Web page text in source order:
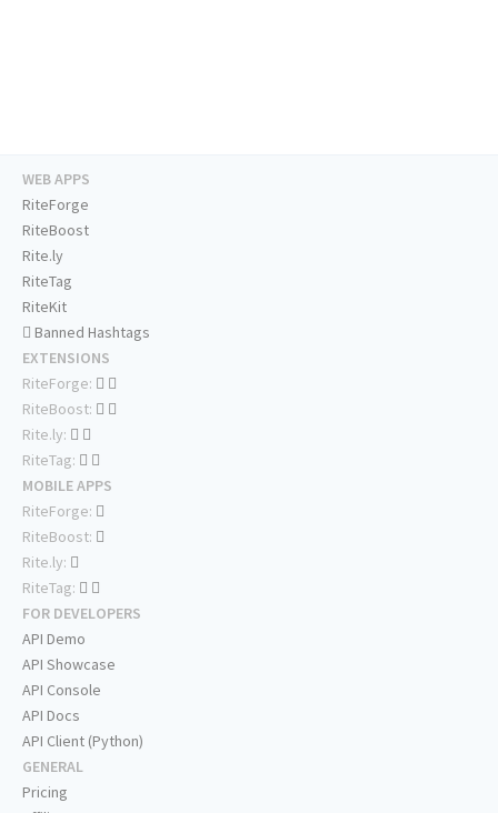
WEB APPS
RiteForge
RiteBoost
Rite.ly
RiteTag
RiteKit
Banned Hashtags
EXTENSIONS
RiteForge:
RiteBoost:
Rite.ly:
RiteTag:
MOBILE APPS
RiteForge:
RiteBoost:
Rite.ly:
RiteTag:
FOR DEVELOPERS
API Demo
API Showcase
API Console
API Docs
API Client (Python)
GENERAL
Pricing